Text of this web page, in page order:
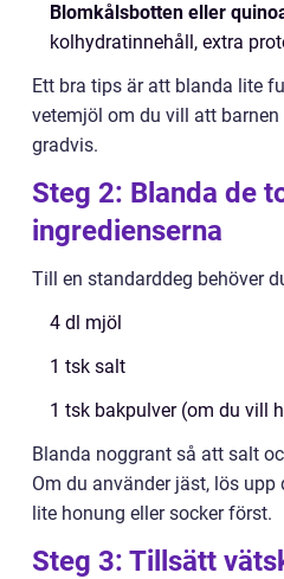
Blomkålsbotten eller
kolhydratinnehåll, extra
Ett bra tips är att blanda lite
vetemjöl om du vill att
gradvis.
Steg 2: Blanda de
ingredienserna
Till en standarddeg behöver
4 dl mjöl
1 tsk salt
1 tsk bakpulver (om du vill
Blanda noggrant så att salt
Om du använder jäst, lös
lite honung eller socker först.
Steg 3: Tillsätt